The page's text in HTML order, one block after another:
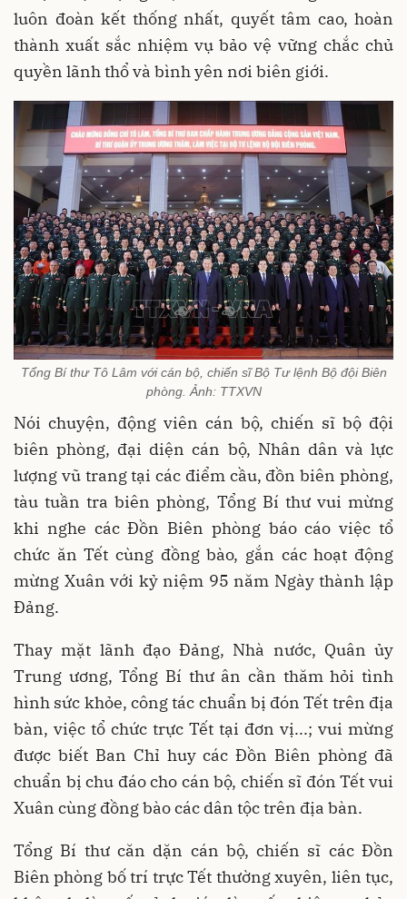
luôn đoàn kết thống nhất, quyết tâm cao, hoàn
thành xuất sắc nhiệm vụ bảo vệ vững chắc chủ
quyền lãnh thổ và bình yên nơi biên giới.
Tổng Bí thư Tô Lâm với cán bộ, chiến sĩ Bộ Tư lệnh Bộ đội Biên
phòng. Ảnh: TTXVN
Nói chuyện, động viên cán bộ, chiến sĩ bộ đội
biên phòng, đại diện cán bộ, Nhân dân và lực
lượng vũ trang tại các điểm cầu, đồn biên phòng,
tàu tuần tra biên phòng, Tổng Bí thư vui mừng
khi nghe các Đồn Biên phòng báo cáo việc tổ
chức ăn Tết cùng đồng bào, gắn các hoạt động
mừng Xuân với kỷ niệm 95 năm Ngày thành lập
Đảng.
Thay mặt lãnh đạo Đảng, Nhà nước, Quân ủy
Trung ương, Tổng Bí thư ân cần thăm hỏi tình
hình sức khỏe, công tác chuẩn bị đón Tết trên địa
bàn, việc tổ chức trực Tết tại đơn vị...; vui mừng
được biết Ban Chỉ huy các Đồn Biên phòng đã
chuẩn bị chu đáo cho cán bộ, chiến sĩ đón Tết vui
Xuân cùng đồng bào các dân tộc trên địa bàn.
Tổng Bí thư căn dặn cán bộ, chiến sĩ các Đồn
Biên phòng bố trí trực Tết thường xuyên, liên tục,